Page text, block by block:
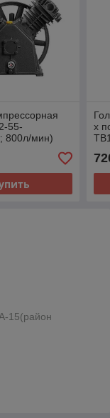
55-
800л/мин)
х
15(район